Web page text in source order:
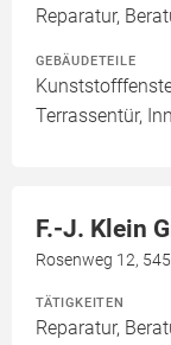
Reparatur,
GEBÄUDETEILE
Terrassentür,
F.-J. Klein
Rosenweg 12,
TÄTIGKEITEN
Reparatur,